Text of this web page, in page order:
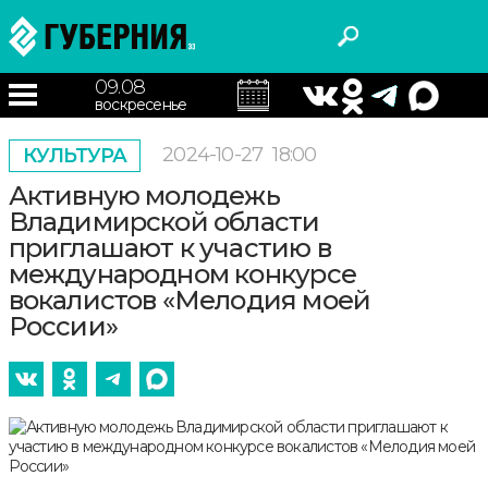
09.08
воскресенье
КУЛЬТУРА 2024-10-27 18:00
Активную молодежь
Владимирской области
приглашают к участию в
международном конкурсе
вокалистов «Мелодия моей
России»